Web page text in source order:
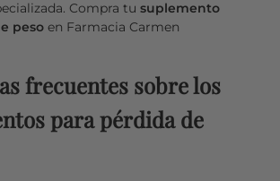
Compra tu suplemento
pesoen Farmacia Carmen
frecuentes sobre los
para pérdida de